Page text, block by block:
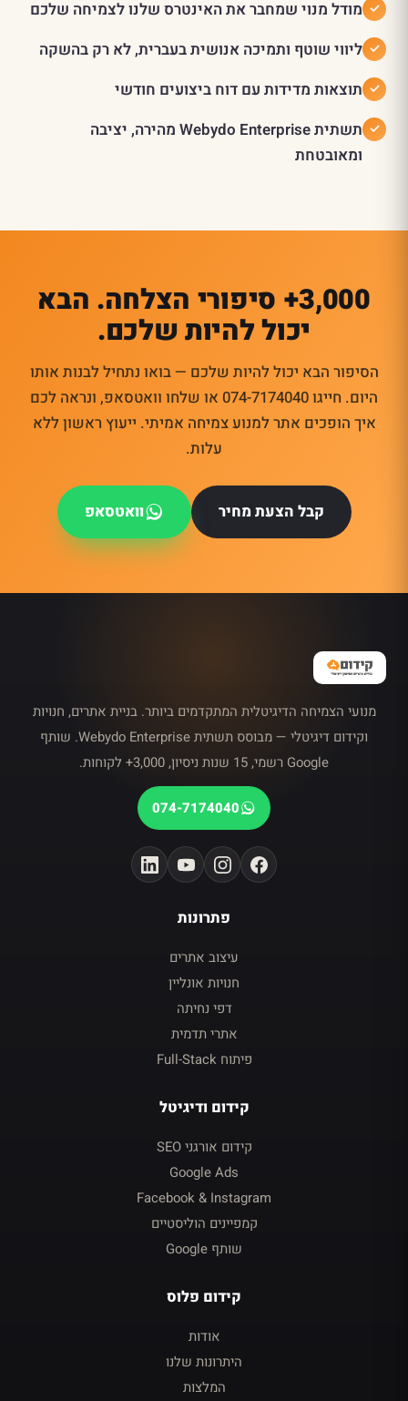
מודל מנוי שמחבר את האינטרס שלנו לצמיחה שלכם
ליווי שוטף ותמיכה אנושית בעברית, לא רק בהשקה
תוצאות מדידות עם דוח ביצועים חודשי
תשתית Webydo Enterprise מהירה, יציבה
ומאובטחת
3,000+ סיפורי הצלחה. הבא
יכול להיות שלכם.
הסיפור הבא יכול להיות שלכם — בואו נתחיל לבנות אותו
היום. חייגו 074-7174040 או שלחו וואטסאפ, ונראה לכם
איך הופכים אתר למנוע צמיחה אמיתי. ייעוץ ראשון ללא
עלות.
קבל הצעת מחיר וואטסאפ
מנועי הצמיחה הדיגיטלית המתקדמים ביותר. בניית אתרים, חנויות
וקידום דיגיטלי — מבוסס תשתית Webydo Enterprise. שותף
Google רשמי, 15 שנות ניסיון, 3,000+ לקוחות.
074-7174040
פתרונות
עיצוב אתרים
חנויות אונליין
דפי נחיתה
אתרי תדמית
פיתוח Full-Stack
קידום ודיגיטל
קידום אורגני SEO
Google Ads
Facebook & Instagram
קמפיינים הוליסטיים
שותף Google
קידום פלוס
אודות
היתרונות שלנו
המלצות